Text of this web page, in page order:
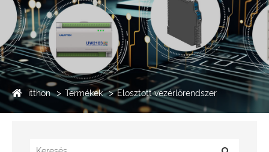
itthon Termékek Elosztott vezérlőrendszer